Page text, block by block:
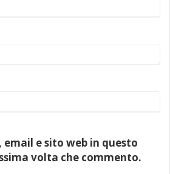
email e sito web in questo
volta che commento.